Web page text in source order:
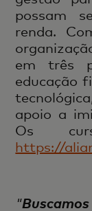
possam
renda.
em três
educação
apoio a
Os
https://
"